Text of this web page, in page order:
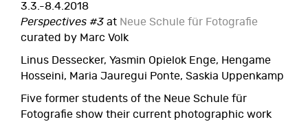
3.3.-8.4.2018
Perspectives #3 at Neue Schule für Fotografie
curated by Marc Volk
Linus Dessecker, Yasmin Opielok Enge, Hengame
Hosseini, Maria Jauregui Ponte, Saskia Uppenkamp
Five former students of the Neue Schule für
Fotografie show their current photographic work